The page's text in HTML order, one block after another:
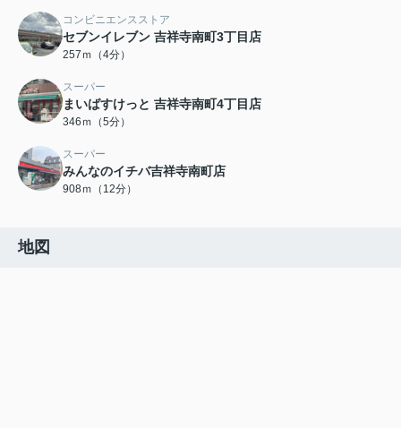
コンビニエンスストア
セブンイレブン 吉祥寺南町3丁目店
257ｍ（4分）
スーパー
まいばすけっと 吉祥寺南町4丁目店
346ｍ（5分）
スーパー
みんなのイチバ吉祥寺南町店
908ｍ（12分）
地図